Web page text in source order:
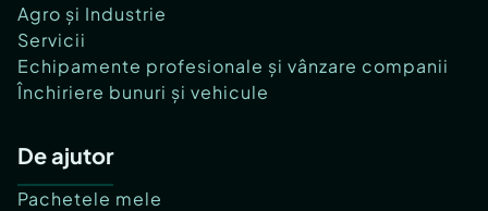
Agro și Industrie
Servicii
Echipamente profesionale și vânzare companii
Închiriere bunuri și vehicule
De ajutor
Pachetele mele